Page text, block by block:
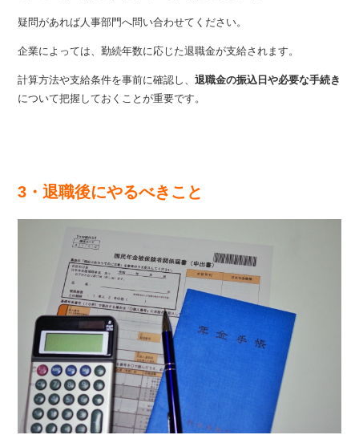
疑問があれば人事部門へ問い合わせてください。
企業によっては、勤続年数に応じた退職金が支給されます。
計算方法や支給条件を事前に確認し、退職金の振込日や必要な手続き
について把握しておくことが重要です。
3・退職後にやるべきこと